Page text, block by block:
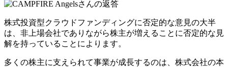
株式投資型クラウドファンディングに否定的な意見の大半
は、 非上場会社でありながら株主が増えることに否定的な見
解を持っていることによります。
多くの株主に支えられて事業が成長するのは、株式会社の本